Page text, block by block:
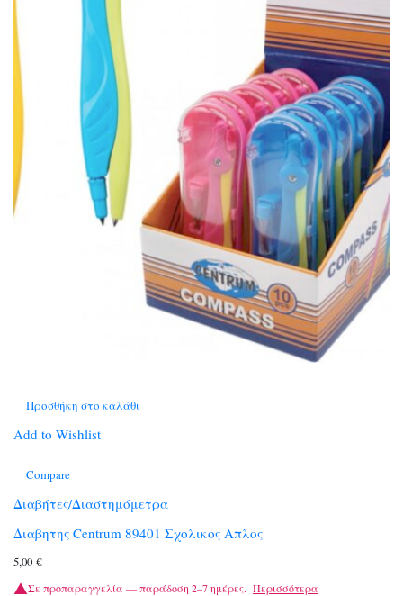
Προσθήκη στο καλάθι
Add to Wishlist
Compare
Διαβήτες/Διαστημόμετρα
Διαβητης Centrum 89401 Σχολικος Απλος
5,00 €
Σε προπαραγγελία — παράδοση 2–7 ημέρες. Περισσότερα